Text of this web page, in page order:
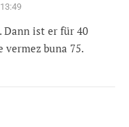
Dann ist er für 40
buna 75.